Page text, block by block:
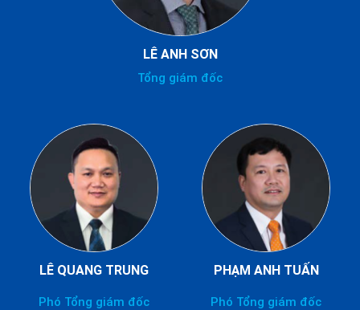
LÊ ANH SƠN
Tổng giám đốc
LÊ QUANG TRUNG
Phó Tổng giám đốc
PHẠM ANH TUẤN
Phó Tổng giám đốc